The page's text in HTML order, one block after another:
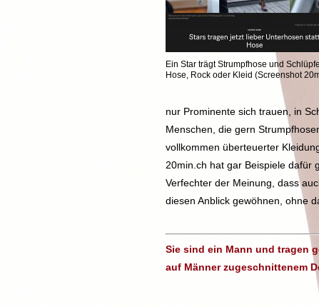
Ein Star trägt Strumpfhose und
Hose, Rock oder Kleid (Screenshot
nur Prominente sich trauen, in
Menschen, die gern
vollkommen überteuerter
20min.ch hat gar Beispiele dafür
Verfechter der Meinung, dass
diesen Anblick gewöhnen, ohne
Sie sind ein Mann und tragen
auf Männer zugeschnittenem